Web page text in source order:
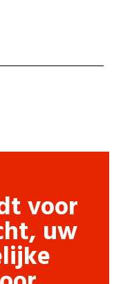
voor
uw